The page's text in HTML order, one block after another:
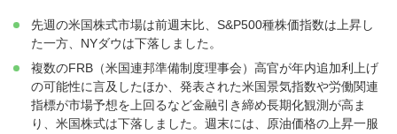
先週の米国株式市場は前週末比、S&P500種株価指数は上昇し
た一方、NYダウは下落しました。
複数のFRB（米国連邦準備制度理事会）高官が年内追加利上げ
の可能性に言及したほか、発表された米国景気指数や労働関連
指標が市場予想を上回るなど金融引き締め長期化観測が高ま
り、米国株式は下落しました。週末には、原油価格の上昇一服